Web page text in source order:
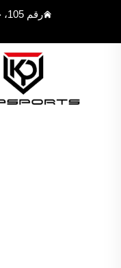
رقم 105، جاوكسين أفنيو، المنطقة التكنولوجية العالية، مدينة فوزهو، مقاطعة فوجيان، الصين 350108